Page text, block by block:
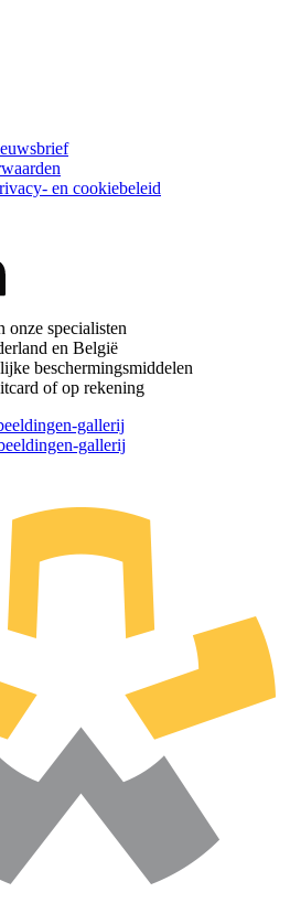
en cookiebeleid
onze specialisten
en België
beschermingsmiddelen
of op rekening
gallerij
gallerij